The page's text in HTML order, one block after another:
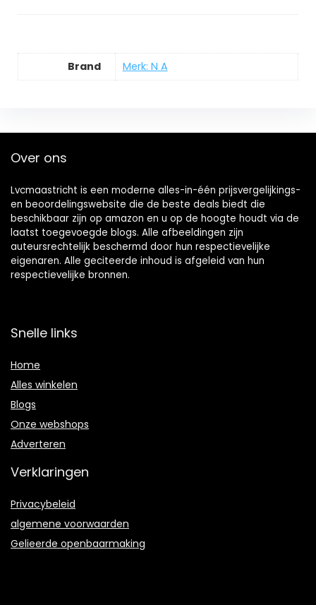
Brand Merk: N A
Over ons
Lvcmaastricht is een moderne alles-in-één prijsvergelijkings-
en beoordelingswebsite die de beste deals biedt die
beschikbaar zijn op amazon en u op de hoogte houdt via de
laatst toegevoegde blogs. Alle afbeeldingen zijn
auteursrechtelijk beschermd door hun respectievelijke
eigenaren. Alle geciteerde inhoud is afgeleid van hun
respectievelijke bronnen.
Snelle links
Home
Alles winkelen
Blogs
Onze webshops
Adverteren
Verklaringen
Privacybeleid
algemene voorwaarden
Gelieerde openbaarmaking